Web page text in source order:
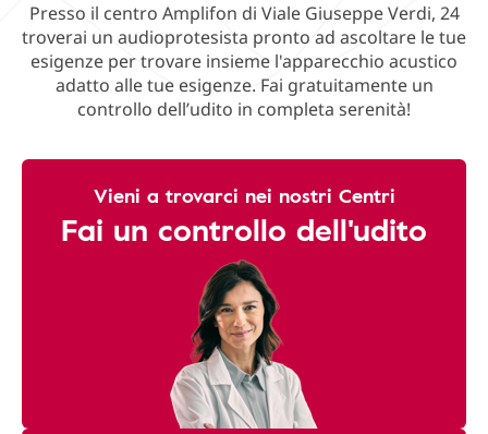
Presso il centro Amplifon di Viale Giuseppe Verdi, 24
troverai un audioprotesista pronto ad ascoltare le tue
esigenze per trovare insieme l'apparecchio acustico
adatto alle tue esigenze. Fai gratuitamente un
controllo dell’udito in completa serenità!
Vieni a trovarci nei nostri Centri
Fai un controllo dell'udito